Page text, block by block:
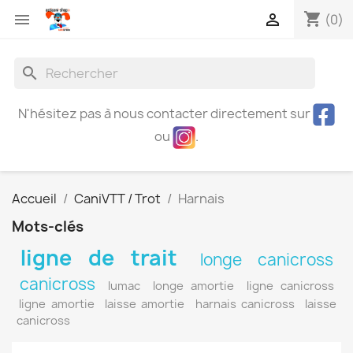
 shopping_cart (0)

search
N'hésitez pas à nous contacter directement sur
ou
.
Accueil CaniVTT / Trot Harnais
Mots-clés
ligne de trait
longe canicross
canicross
lumac longe amortie
ligne canicross
ligne amortie
laisse amortie harnais canicross
laisse
canicross